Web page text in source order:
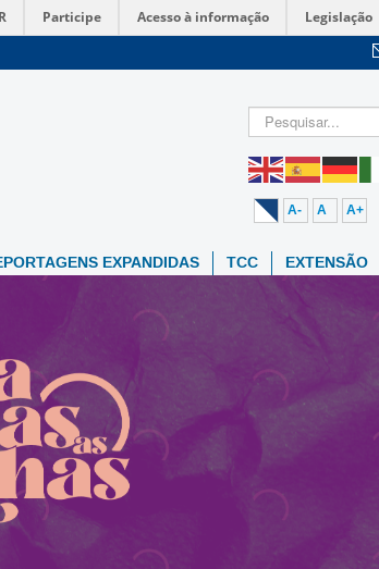
Participe Acesso à informação Legislação
A- A A+
EXPANDIDAS TCC EXTENSÃO